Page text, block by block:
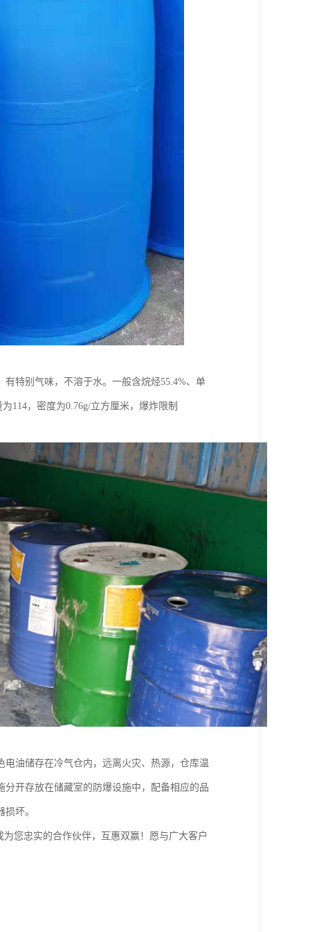
特别气味，不溶于水。一般含烷烃55.4%、单
114，密度为0.76g/立方厘米，爆炸限制
油储存在冷气仓内，远离火灾、热源，仓库温
开存放在储藏室的防爆设施中，配备相应的品
坏。
您忠实的合作伙伴，互惠双赢！愿与广大客户